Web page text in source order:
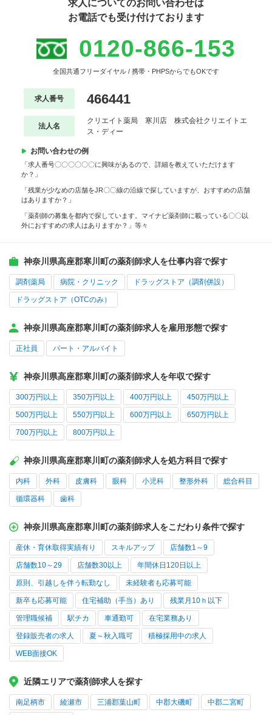
求人についてのお問い合わせは
お電話でも受け付けております
0120-866-153
全国共通フリーダイヤル / 携帯・PHPSからでもOKです
求人番号 466441
法人名
クリエイト薬局 寒川店 株式会社クリエイトエ
ス・ディー
お問い合わせの例
「求人番号〇〇〇〇〇〇に興味があるので、詳細を教えていただけます
か？」
「残業が少なめの店舗をJR〇〇線の沿線で探していますが、おすすめの店舗
はありますか？」
「薬剤師の募集を都内で探しています。マイナビ薬剤師に載っている〇〇以
外におすすめの求人はありますか？」等々
神奈川県高座郡寒川町の薬剤師求人を仕事内容で探す
調剤薬局 病院・クリニック ドラッグストア（調剤併設）
ドラッグストア（OTCのみ）
神奈川県高座郡寒川町の薬剤師求人を雇用形態で探す
正社員 パート・アルバイト
神奈川県高座郡寒川町の薬剤師求人を年収で探す
300万円以上 350万円以上 400万円以上 450万円以上
500万円以上 550万円以上 600万円以上 650万円以上
700万円以上 800万円以上
神奈川県高座郡寒川町の薬剤師求人を処方科目で探す
内科 外科 皮膚科 眼科 小児科 整形外科 総合科目
循環器科 歯科
神奈川県高座郡寒川町の薬剤師求人をこだわり条件で探す
産休・育休取得実績有り スキルアップ 店舗数1～9
店舗数10～29 店舗数30以上 年間休日120日以上
原則、引越しを伴う転勤なし 未経験者も応募可能
新卒も応募可能 住宅補助（手当）あり 残業月10ｈ以下
管理職候補 駅チカ 車通勤可 在宅業務あり
登録販売者の求人 夏～秋入職可 積極採用中の求人
WEB面接OK
近隣エリアで薬剤師求人を探す
南足柄市 綾瀬市 三浦郡葉山町 中郡大磯町 中郡二宮町